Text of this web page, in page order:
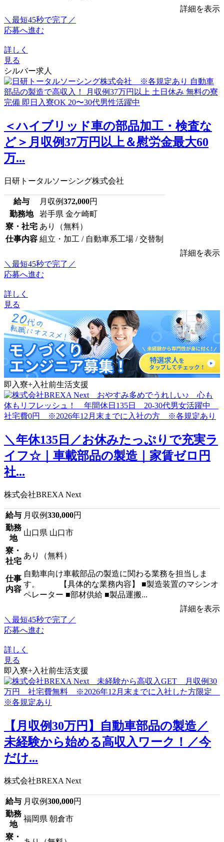
詳細を表示
＼最短45秒で完了／
応募へ進む
詳しく
見る
シルバー求人
＜ハイブリッド車の部品加工・検査な
ど＞月収例37万円以上＆慰労金最大60
万...
日研トータルソーシング株式会社
給与 月収例372,000円
勤務地
岩手県 金ケ崎町
寮・社宅 あり（無料）
仕事内容 組立・加工 / 自動車系工場 / 交替制
詳細を表示
＼最短45秒で完了／
応募へ進む
詳しく
見る
即入寮+入社前生活支援
＼年休135日／お休みたっぷりで充実ラ
イフ☆｜車載部品の製造｜家賃ゼロ円
社...
株式会社BREXA Next
給与 月収例330,000円
勤務
地
山口県 山口市
寮・
社宅
あり（無料）
仕事
内容
自動車向け車載部品の製造に関わる業務を担当しま
す。 【具体的な業務内容】 ■製造装置のマシンオ
ペレーター ■部材供給 ■製品運搬...
詳細を表示
＼最短45秒で完了／
応募へ進む
詳しく
見る
即入寮+入社前生活支援
【月収例30万円】自動車部品の製造／
未経験から始める高収入ワーク！／今
だけ...
株式会社BREXA Next
給与 月収例300,000円
勤務
地
福岡県 朝倉市
寮・